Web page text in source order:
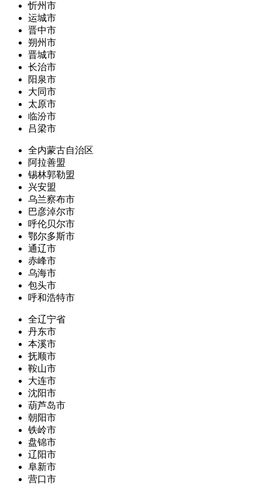
忻州市
运城市
晋中市
朔州市
晋城市
长治市
阳泉市
大同市
太原市
临汾市
吕梁市
全内蒙古自治区
阿拉善盟
锡林郭勒盟
兴安盟
乌兰察布市
巴彦淖尔市
呼伦贝尔市
鄂尔多斯市
通辽市
赤峰市
乌海市
包头市
呼和浩特市
全辽宁省
丹东市
本溪市
抚顺市
鞍山市
大连市
沈阳市
葫芦岛市
朝阳市
铁岭市
盘锦市
辽阳市
阜新市
营口市